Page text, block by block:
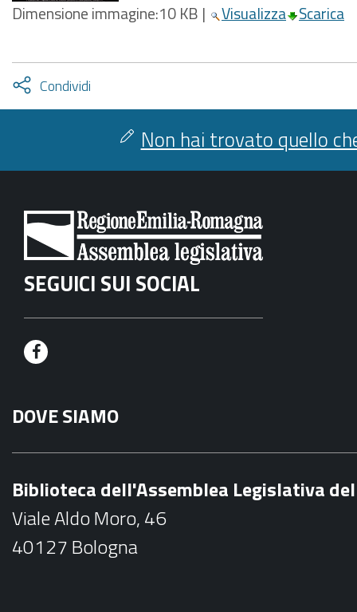
Dimensione immagine:10 KB | Visualizza Scarica
Condividi
facebook
twitter
Attiva
condividi
Non hai trovato quello
SEGUICI SUI SOCIAL
F
c
e
k
DOVE SIAMO
Biblioteca dell'Assemblea Legislativa
Viale Aldo Moro, 46
40127 Bologna